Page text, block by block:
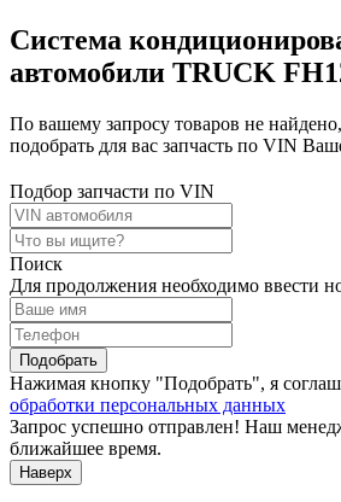
Система
автомобили TRUCK
По вашему запросу товаров не
подобрать для вас запчасть по VIN
Подбор запчасти по VIN
Поиск
Для продолжения необходимо ввести
Подобрать
Нажимая кнопку "Подобрать", я
обработки персональных данных
Запрос успешно отправлен! Наш
ближайшее время.
Наверх